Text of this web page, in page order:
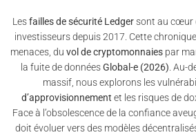
Lesfailles de sécurité Ledgersont au cœur
investisseurs depuis 2017. Cette
menaces, du vol de cryptomonnaies par
la fuite de donnéesGlobal-e (2026). Au-
massif, nous explorons les
d’approvisionnement et les risques de
Face à l’obsolescence de la confiance
doit évoluer vers des modèles